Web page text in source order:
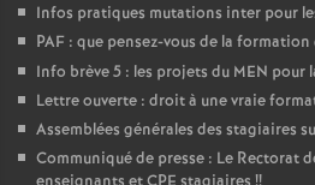
Infos pratiques mutations inter pour
PAF : que pensez-vous de la
Info brève 5 : les projets du MEN pour
Lettre ouverte : droit à une vraie
Assemblées générales des stagiaires
Communiqué de presse : Le Rectorat